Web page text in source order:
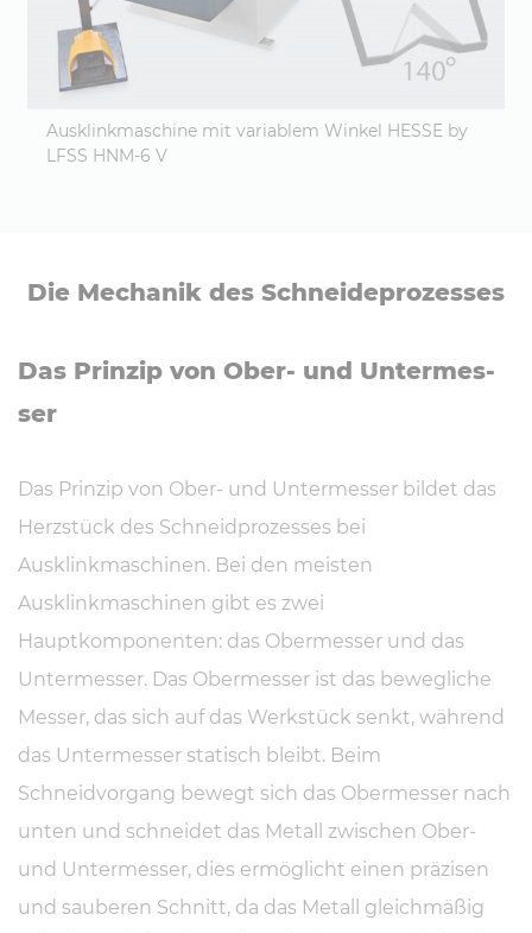
Ausklinkmaschine mit variablem Winkel HESSE by
LFSS HNM-6 V
Die Mechanik des Schnei­de­pro­zes­ses
Das Prinzip von Ober- und Un­ter­mes­
ser
Das Prinzip von Ober- und Untermesser bildet das
Herzstück des Schneidprozesses bei
Ausklinkmaschinen. Bei den meisten
Ausklinkmaschinen gibt es zwei
Hauptkomponenten: das Obermesser und das
Untermesser. Das Obermesser ist das bewegliche
Messer, das sich auf das Werkstück senkt, während
das Untermesser statisch bleibt. Beim
Schneidvorgang bewegt sich das Obermesser nach
unten und schneidet das Metall zwischen Ober-
und Untermesser, dies ermöglicht einen präzisen
und sauberen Schnitt, da das Metall gleichmäßig